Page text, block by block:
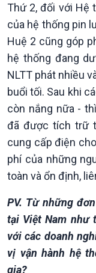
Thứ 2, đối với Hệ
của hệ thống pin
Huệ 2 cũng góp
hệ thống đang
NLTT phát nhiều
buổi tối. Sau khi
còn nắng nữa -
đã được tích trữ
cung cấp điện
phí của những
toàn và ổn định,
PV. Từ những
tại Việt Nam như
với các doanh
vị vận hành hệ
gia?